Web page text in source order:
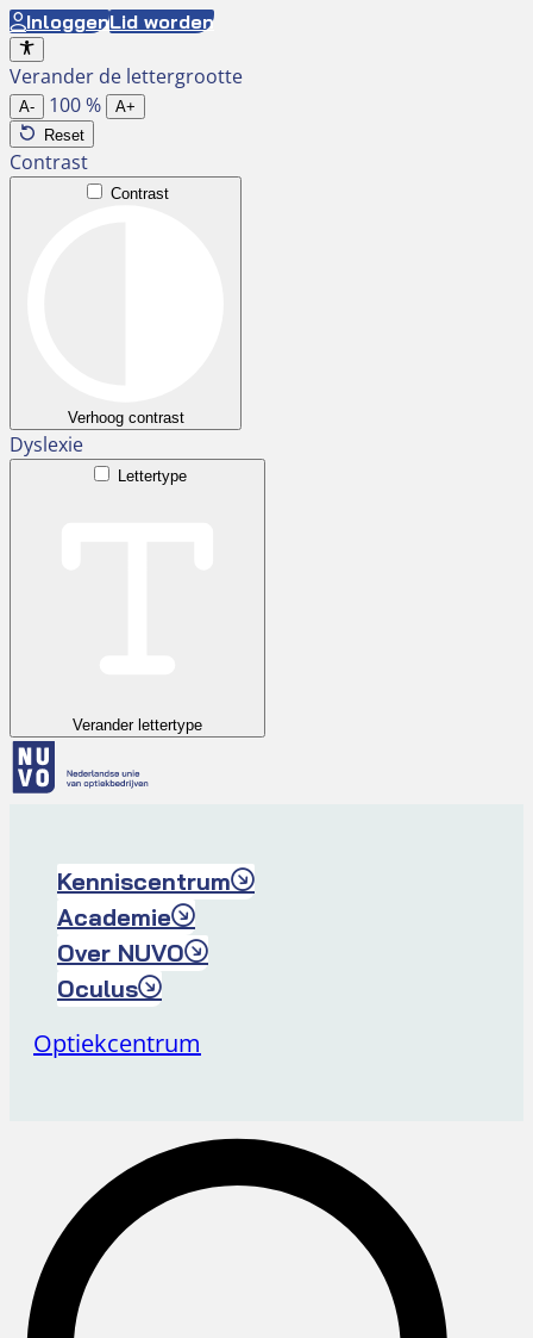
Ga
naar
de
inhoud
InloggenLid worden
Verander de lettergrootte
A- 100%
A+
Reset
Contrast
Contrast
Verhoog contrast
Dyslexie
Lettertype
Verander lettertype
Kenniscentrum
Academie
Over NUVO
Oculus
Optiekcentrum